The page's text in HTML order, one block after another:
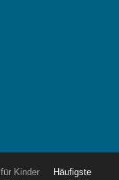
Kinder
Häufigste